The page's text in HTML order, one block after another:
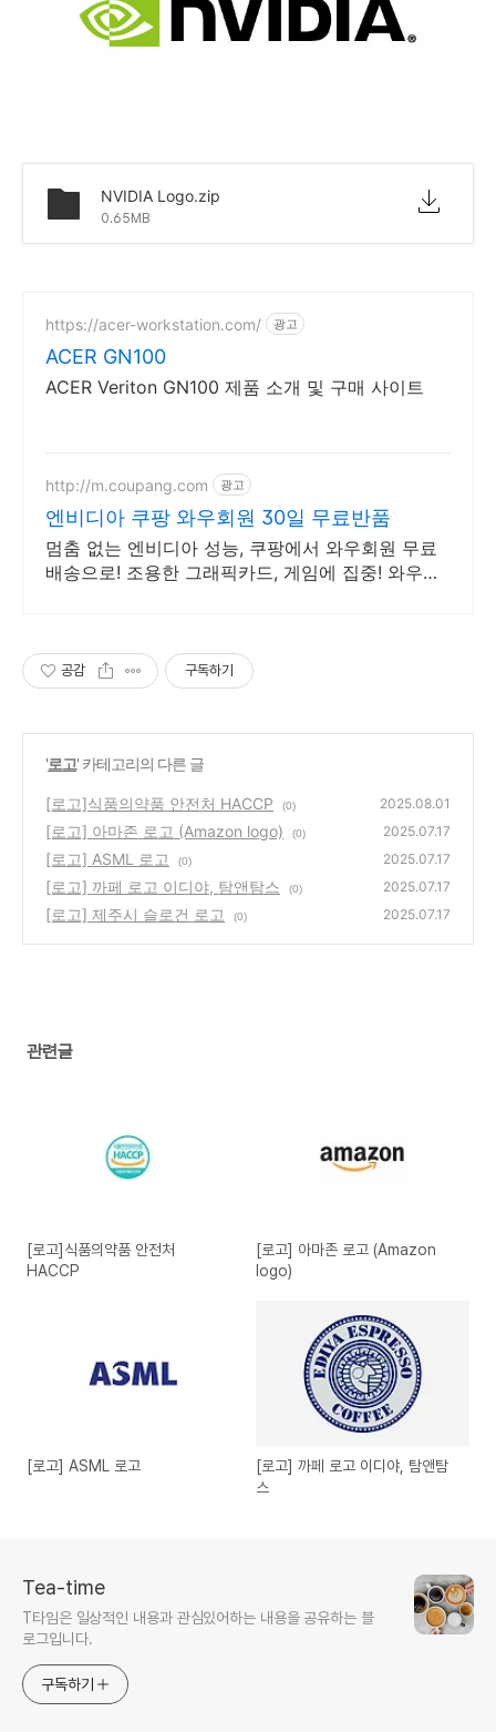
NVIDIA Logo.zip
0.65MB
https://acer-workstation.com/ 광고
ACER GN100
ACER Veriton GN100 제품 소개 및 구매 사이트
http://m.coupang.com 광고
엔비디아 쿠팡 와우회원 30일 무료반품
멈춤 없는 엔비디아 성능, 쿠팡에서 와우회원 무료
배송으로! 조용한 그래픽카드, 게임에 집중! 와우회
공감 구독하기
'로고' 카테고리의 다른 글
[로고]식품의약품 안전처 HACCP (0) 2025.08.01
[로고] 아마존 로고 (Amazon logo) (0) 2025.07.17
[로고] ASML 로고 (0) 2025.07.17
[로고] 까페 로고 이디야, 탐앤탐스 (0) 2025.07.17
[로고] 제주시 슬로건 로고 (0) 2025.07.17
관련글
[로고]식품의약품 안전처
HACCP
[로고] 아마존 로고 (Amazon
logo)
[로고] ASML 로고
[로고] 까페 로고 이디야, 탐앤탐
스
Tea-time
T타임은 일상적인 내용과 관심있어하는 내용을 공유하는 블
로그입니다.
구독하기